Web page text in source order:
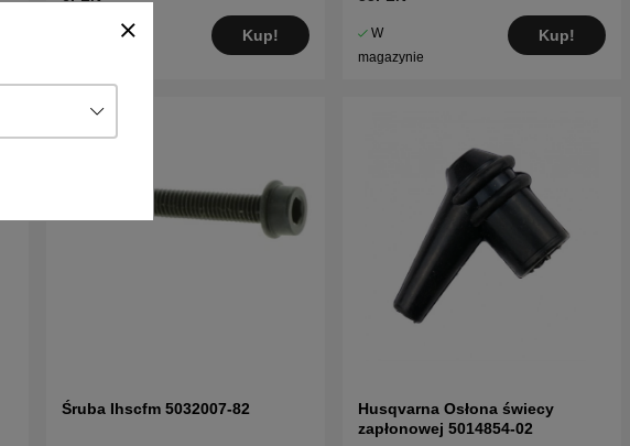
Kup!
W
magazynie
Kup!
Śruba Ihscfm 5032007-82
Husqvarna Osłona świecy
zapłonowej 5014854-02